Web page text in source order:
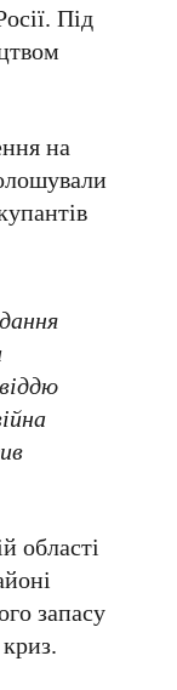
Під
на
області
запасу